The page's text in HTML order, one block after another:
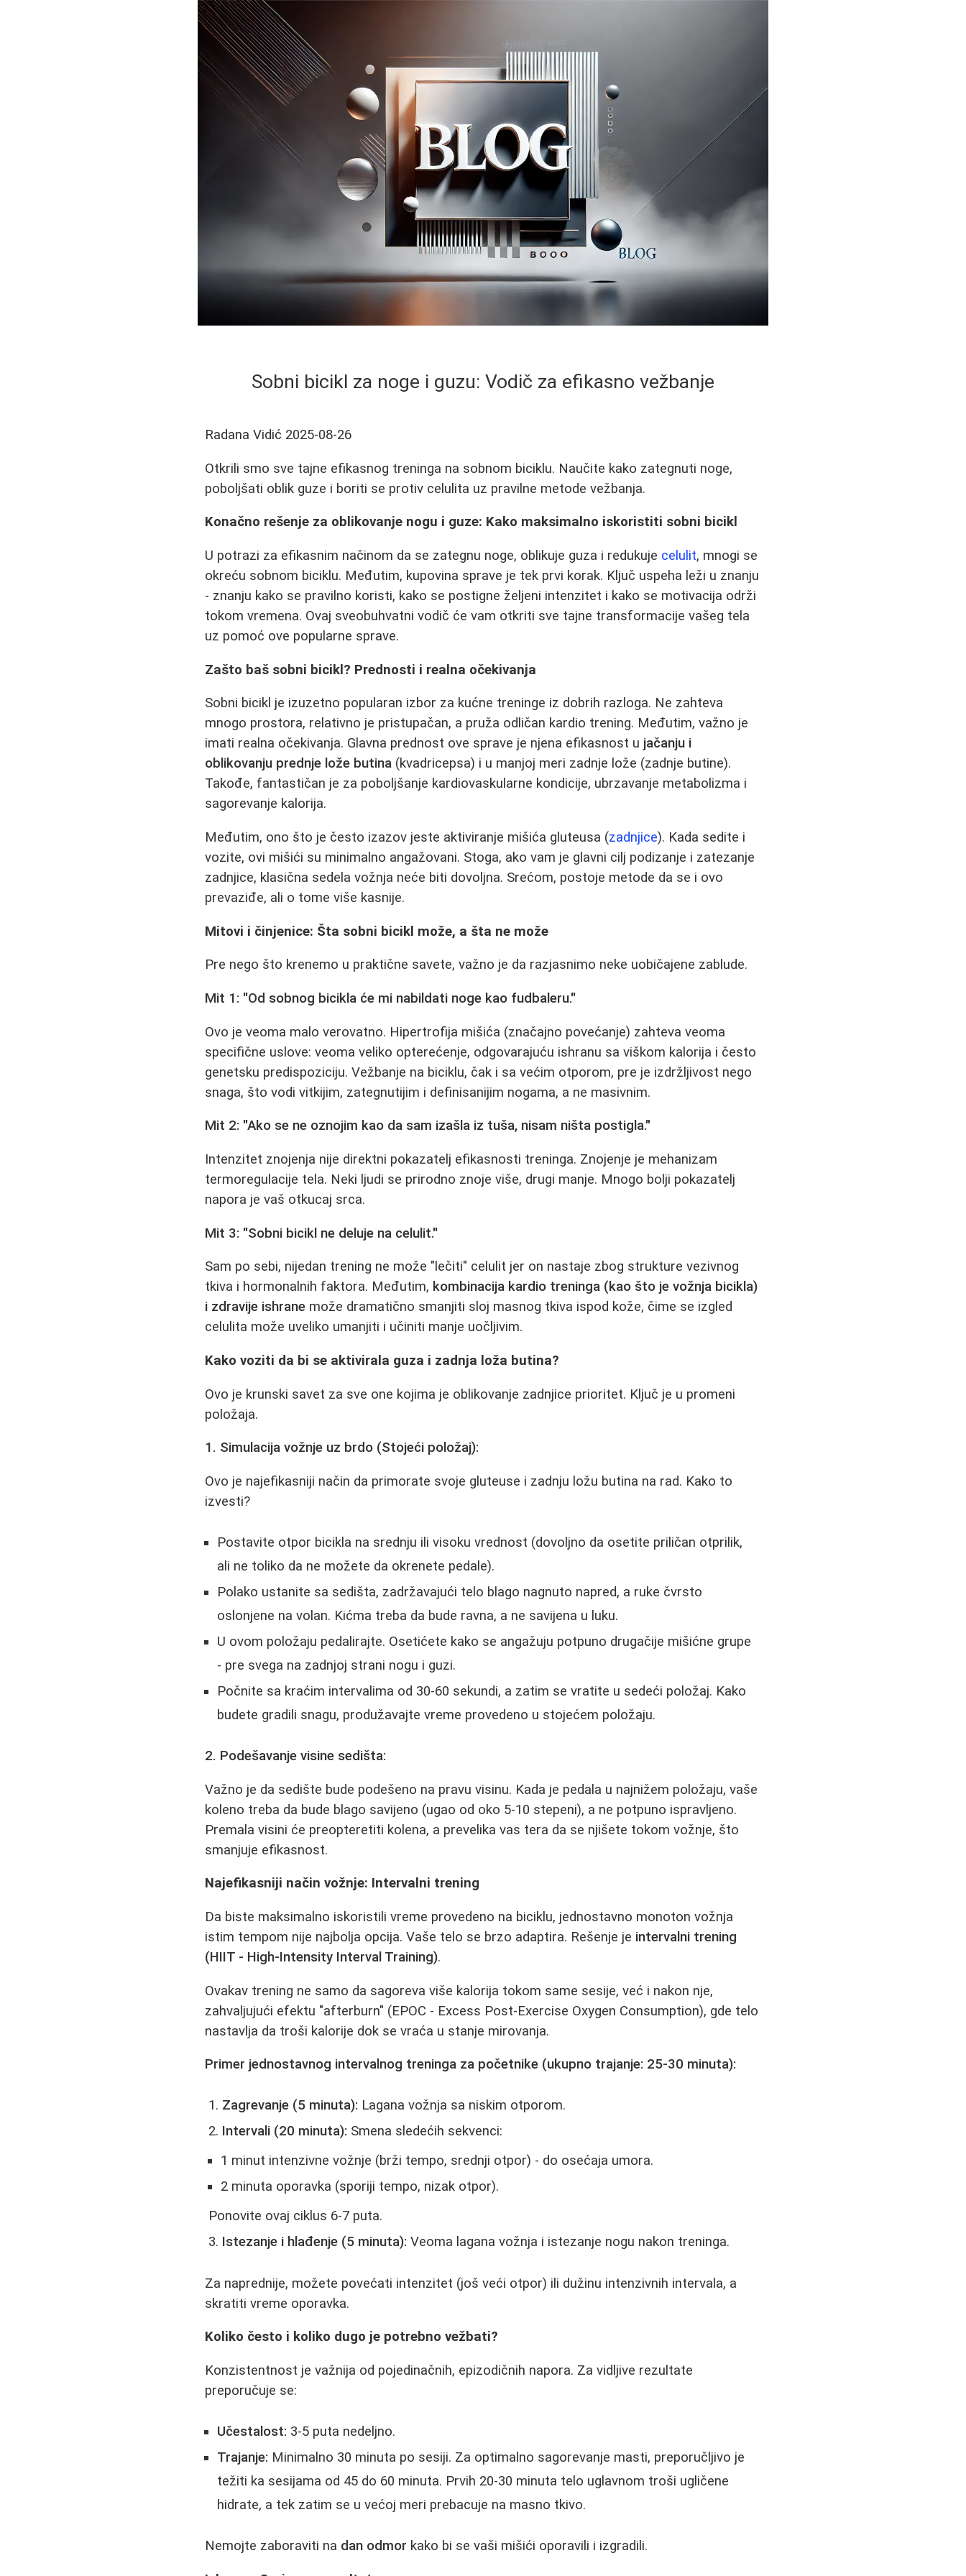
Sobni bicikl za noge i guzu: Vodič za efikasno vežbanje
Radana Vidić 2025-08-26
Otkrili smo sve tajne efikasnog treninga na sobnom biciklu. Naučite kako zategnuti noge,
poboljšati oblik guze i boriti se protiv celulita uz pravilne metode vežbanja.
Konačno rešenje za oblikovanje nogu i guze: Kako maksimalno iskoristiti sobni bicikl
U potrazi za efikasnim načinom da se zategnu noge, oblikuje guza i redukuje celulit, mnogi se
okreću sobnom biciklu. Međutim, kupovina sprave je tek prvi korak. Ključ uspeha leži u znanju
- znanju kako se pravilno koristi, kako se postigne željeni intenzitet i kako se motivacija održi
tokom vremena. Ovaj sveobuhvatni vodič će vam otkriti sve tajne transformacije vašeg tela
uz pomoć ove popularne sprave.
Zašto baš sobni bicikl? Prednosti i realna očekivanja
Sobni bicikl je izuzetno popularan izbor za kućne treninge iz dobrih razloga. Ne zahteva
mnogo prostora, relativno je pristupačan, a pruža odličan kardio trening. Međutim, važno je
imati realna očekivanja. Glavna prednost ove sprave je njena efikasnost u jačanju i
oblikovanju prednje lože butina (kvadricepsa) i u manjoj meri zadnje lože (zadnje butine).
Takođe, fantastičan je za poboljšanje kardiovaskularne kondicije, ubrzavanje metabolizma i
sagorevanje kalorija.
Međutim, ono što je često izazov jeste aktiviranje mišića gluteusa (zadnjice). Kada sedite i
vozite, ovi mišići su minimalno angažovani. Stoga, ako vam je glavni cilj podizanje i zatezanje
zadnjice, klasična sedela vožnja neće biti dovoljna. Srećom, postoje metode da se i ovo
prevaziđe, ali o tome više kasnije.
Mitovi i činjenice: Šta sobni bicikl može, a šta ne može
Pre nego što krenemo u praktične savete, važno je da razjasnimo neke uobičajene zablude.
Mit 1: "Od sobnog bicikla će mi nabildati noge kao fudbaleru."
Ovo je veoma malo verovatno. Hipertrofija mišića (značajno povećanje) zahteva veoma
specifične uslove: veoma veliko opterećenje, odgovarajuću ishranu sa viškom kalorija i često
genetsku predispoziciju. Vežbanje na biciklu, čak i sa većim otporom, pre je izdržljivost nego
snaga, što vodi vitkijim, zategnutijim i definisanijim nogama, a ne masivnim.
Mit 2: "Ako se ne oznojim kao da sam izašla iz tuša, nisam ništa postigla."
Intenzitet znojenja nije direktni pokazatelj efikasnosti treninga. Znojenje je mehanizam
termoregulacije tela. Neki ljudi se prirodno znoje više, drugi manje. Mnogo bolji pokazatelj
napora je vaš otkucaj srca.
Mit 3: "Sobni bicikl ne deluje na celulit."
Sam po sebi, nijedan trening ne može "lečiti" celulit jer on nastaje zbog strukture vezivnog
tkiva i hormonalnih faktora. Međutim, kombinacija kardio treninga (kao što je vožnja bicikla)
i zdravije ishrane može dramatično smanjiti sloj masnog tkiva ispod kože, čime se izgled
celulita može uveliko umanjiti i učiniti manje uočljivim.
Kako voziti da bi se aktivirala guza i zadnja loža butina?
Ovo je krunski savet za sve one kojima je oblikovanje zadnjice prioritet. Ključ je u promeni
položaja.
1. Simulacija vožnje uz brdo (Stojeći položaj):
Ovo je najefikasniji način da primorate svoje gluteuse i zadnju ložu butina na rad. Kako to
izvesti?
Postavite otpor bicikla na srednju ili visoku vrednost (dovoljno da osetite priličan otprilik,
ali ne toliko da ne možete da okrenete pedale).
Polako ustanite sa sedišta, zadržavajući telo blago nagnuto napred, a ruke čvrsto
oslonjene na volan. Kićma treba da bude ravna, a ne savijena u luku.
U ovom položaju pedalirajte. Osetićete kako se angažuju potpuno drugačije mišićne grupe
- pre svega na zadnjoj strani nogu i guzi.
Počnite sa kraćim intervalima od 30-60 sekundi, a zatim se vratite u sedeći položaj. Kako
budete gradili snagu, produžavajte vreme provedeno u stojećem položaju.
2. Podešavanje visine sedišta:
Važno je da sedište bude podešeno na pravu visinu. Kada je pedala u najnižem položaju, vaše
koleno treba da bude blago savijeno (ugao od oko 5-10 stepeni), a ne potpuno ispravljeno.
Premala visini će preopteretiti kolena, a prevelika vas tera da se njišete tokom vožnje, što
smanjuje efikasnost.
Najefikasniji način vožnje: Intervalni trening
Da biste maksimalno iskoristili vreme provedeno na biciklu, jednostavno monoton vožnja
istim tempom nije najbolja opcija. Vaše telo se brzo adaptira. Rešenje je intervalni trening
(HIIT - High-Intensity Interval Training).
Ovakav trening ne samo da sagoreva više kalorija tokom same sesije, već i nakon nje,
zahvaljujući efektu "afterburn" (EPOC - Excess Post-Exercise Oxygen Consumption), gde telo
nastavlja da troši kalorije dok se vraća u stanje mirovanja.
Primer jednostavnog intervalnog treninga za početnike (ukupno trajanje: 25-30 minuta):
Zagrevanje (5 minuta): Lagana vožnja sa niskim otporom.
Intervali (20 minuta): Smena sledećih sekvenci:
1 minut intenzivne vožnje (brži tempo, srednji otpor) - do osećaja umora.
2 minuta oporavka (sporiji tempo, nizak otpor).
Ponovite ovaj ciklus 6-7 puta.
Istezanje i hlađenje (5 minuta): Veoma lagana vožnja i istezanje nogu nakon treninga.
Za naprednije, možete povećati intenzitet (još veći otpor) ili dužinu intenzivnih intervala, a
skratiti vreme oporavka.
Koliko često i koliko dugo je potrebno vežbati?
Konzistentnost je važnija od pojedinačnih, epizodičnih napora. Za vidljive rezultate
preporučuje se:
Učestalost: 3-5 puta nedeljno.
Trajanje: Minimalno 30 minuta po sesiji. Za optimalno sagorevanje masti, preporučljivo je
težiti ka sesijama od 45 do 60 minuta. Prvih 20-30 minuta telo uglavnom troši ugličene
hidrate, a tek zatim se u većoj meri prebacuje na masno tkivo.
Nemojte zaboraviti na dan odmor kako bi se vaši mišići oporavili i izgradili.